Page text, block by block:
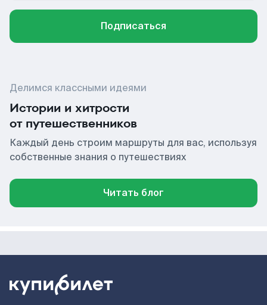
Подписаться
Делимся классными идеями
Истории и хитрости
от путешественников
Каждый день строим маршруты для вас, используя
собственные знания о путешествиях
Читать блог